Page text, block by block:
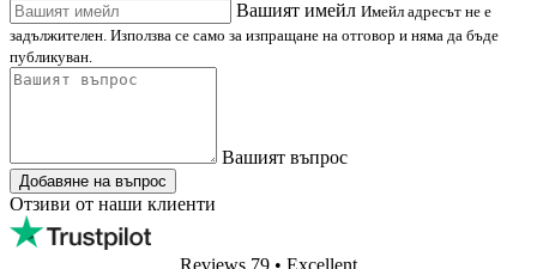
Lærke
• Клиент от4barista.dk
05.04.2026
Kan den sættes fast på siden af et bord
Отговорът на магазина
Да, може да се прикрепи към ръба на масата – обаче, трябва да
се направи отвор в плота на масата и контейнерът за събиране
да се постави под масата.
Ja, den kan fastgøres til kanten af et bord – der skal dog laves et hul